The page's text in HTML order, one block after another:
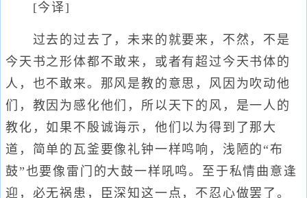
[今译]
过去的过去了，未来的就要来，不然，不是
今天书之形体都不敢来，或者有超过今天书体的
人，也不敢来。那风是教的意思，风因为吹动他
们，教因为感化他们，所以天下的风，是一人的
教化，如果不殷诚诲示，他们以为得到了那大
道，简单的瓦釜要像礼钟一样鸣响，浅陋的“布
鼓”也要像雷门的大鼓一样吼鸣。至于私情曲意逢
迎，必无祸患，臣深知这一点，不忍心做罢了。